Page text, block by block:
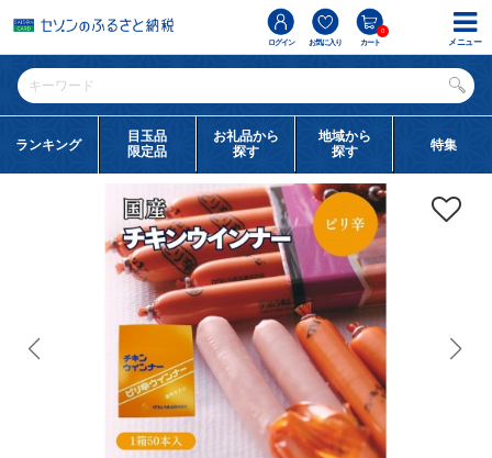
ログイン お気に入り カート
0
ランキング
目玉品
限定品
お礼品から
探す
地域から
探す
特集
メニュー